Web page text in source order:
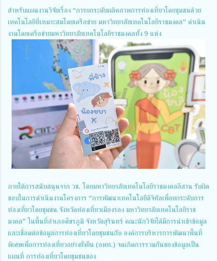
สำหรับแผนงานวิจัยเรื่อง “การยกระดับผลิตภาพการท่องเที่ยวโดยชุมชนด้วย
เทคโนโลยีที่เหมาะสมโดยเครือข่าย มหาวิทยาลัยเทคโนโลยีราชมงคล” ดำเนิน
งานโดยเครือข่ายมหาวิทยาลัยเทคโนโลยีราชมงคลทั้ง 9 แห่ง
ภายใต้การสนับสนุนจาก วช. โดยมหาวิทยาลัยเทคโนโลยีราชมงคลอีสาน รับผิด
ชอบในการดำเนินงานโครงการ “การพัฒนาเทคโนโลยีดิจิทัลเพื่อยกระดับการ
ท่องเที่ยวโดยชุมชน จังหวัดท่องเที่ยวเมืองรอง มหาวิทยาลัยเทคโนโลยีราช
มงคล” ในพื้นที่อำเภอศีขรภูมิ จังหวัดสุรินทร์ คณะนักวิจัยได้มีการนําเข้าข้อมูล
และเชื่อมต่อข้อมูลการท่องเที่ยวโดยชุมชนกับ องค์การบริหารการพัฒนาพื้นที่
พิเศษเพื่อการท่องเที่ยวอย่างยั่งยืน (อพท.) จนเกิดการรวมกันของข้อมูลเป็น
แผนที่ การท่องเที่ยวโดยชุมชนของ